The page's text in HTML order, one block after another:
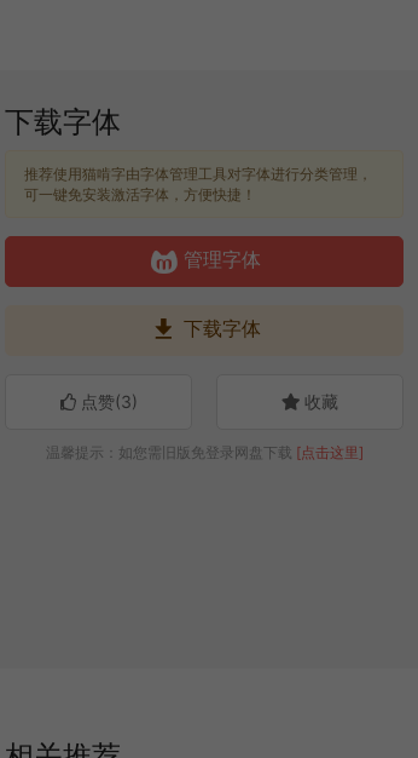
下载字体
推荐使用猫啃字由字体管理工具对字体进行分类管理，
可一键免安装激活字体，方便快捷！
管理字体
 下载字体
点赞(3) 收藏
温馨提示：如您需旧版免登录网盘下载 [点击这里]